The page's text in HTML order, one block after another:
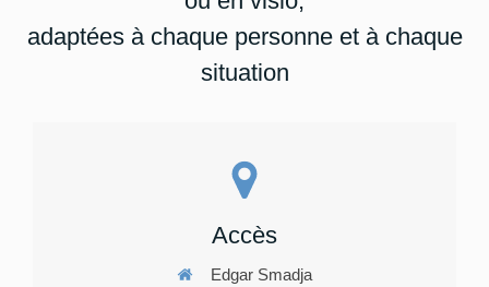
adaptées à chaque personne et à chaque
situation
Accès
Edgar Smadja